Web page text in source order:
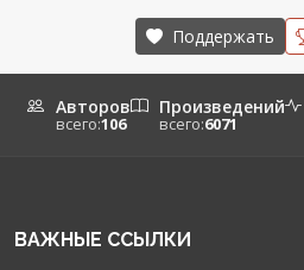
Поддержать
Авторов
всего:106
Произведений
всего:6071
ВАЖНЫЕ ССЫЛКИ